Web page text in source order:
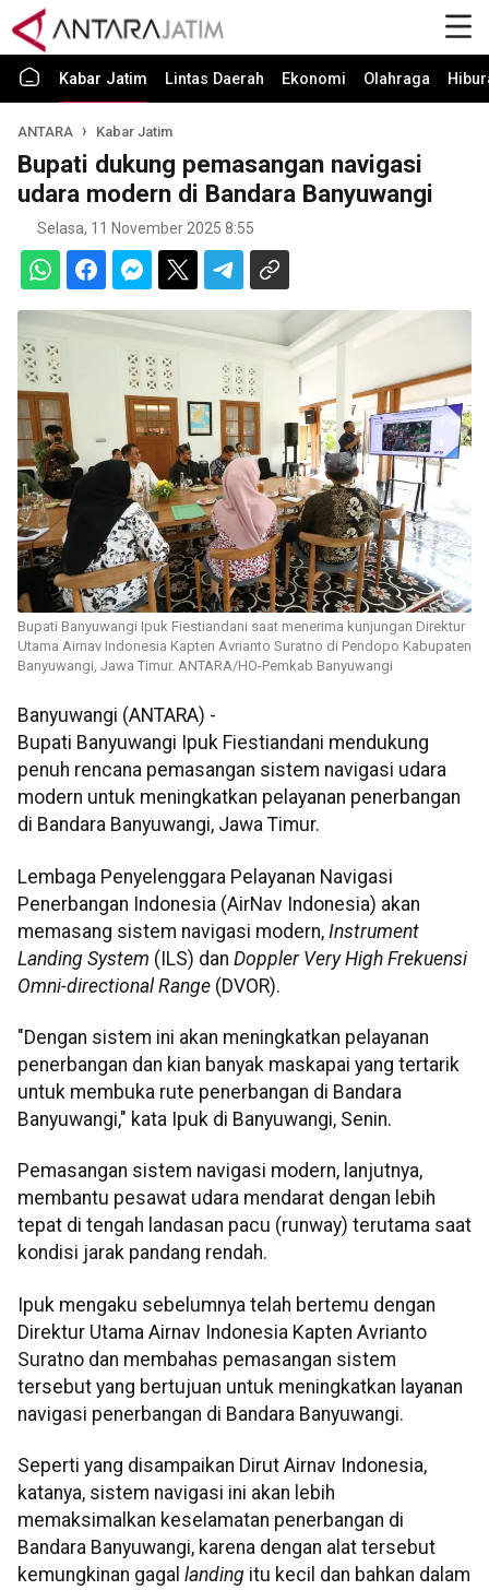
Kabar Jatim Lintas Daerah Ekonomi Olahraga
ANTARA Kabar Jatim
Bupati dukung pemasangan navigasi
udara modern di Bandara Banyuwangi
Selasa, 11 November 2025 8:55
Bupati Banyuwangi Ipuk Fiestiandani saat menerima kunjungan Direktur
Utama Airnav Indonesia Kapten Avrianto Suratno di Pendopo Kabupaten
Banyuwangi, Jawa Timur. ANTARA/HO-Pemkab Banyuwangi
Banyuwangi (ANTARA) -
Bupati Banyuwangi Ipuk Fiestiandani mendukung
penuh rencana pemasangan sistem navigasi udara
modern untuk meningkatkan pelayanan penerbangan
di Bandara Banyuwangi, Jawa Timur.
Lembaga Penyelenggara Pelayanan Navigasi
Penerbangan Indonesia (AirNav Indonesia) akan
memasang sistem navigasi modern, Instrument
Landing System (ILS) dan Doppler Very High Frekuensi
Omni-directional Range (DVOR).
"Dengan sistem ini akan meningkatkan pelayanan
penerbangan dan kian banyak maskapai yang tertarik
untuk membuka rute penerbangan di Bandara
Banyuwangi," kata Ipuk di Banyuwangi, Senin.
Pemasangan sistem navigasi modern, lanjutnya,
membantu pesawat udara mendarat dengan lebih
tepat di tengah landasan pacu (runway) terutama saat
kondisi jarak pandang rendah.
Ipuk mengaku sebelumnya telah bertemu dengan
Direktur Utama Airnav Indonesia Kapten Avrianto
Suratno dan membahas pemasangan sistem
tersebut yang bertujuan untuk meningkatkan layanan
navigasi penerbangan di Bandara Banyuwangi.
Seperti yang disampaikan Dirut Airnav Indonesia,
katanya, sistem navigasi ini akan lebih
memaksimalkan keselamatan penerbangan di
Bandara Banyuwangi, karena dengan alat tersebut
kemungkinan gagal landing itu kecil dan bahkan dalam